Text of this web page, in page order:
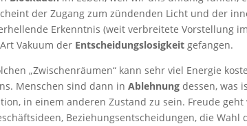
der Zugang zum zündenden Licht und der
Erkenntnis (weit verbreitete Vorstellung
Vakuum der Entscheidungslosigkeit gefangen.
„Zwischenräumen“ kann sehr viel Energie
Menschen sind dann inAblehnung dessen, was
in einem anderen Zustand zu sein. Freude
Beziehungsentscheidungen, die